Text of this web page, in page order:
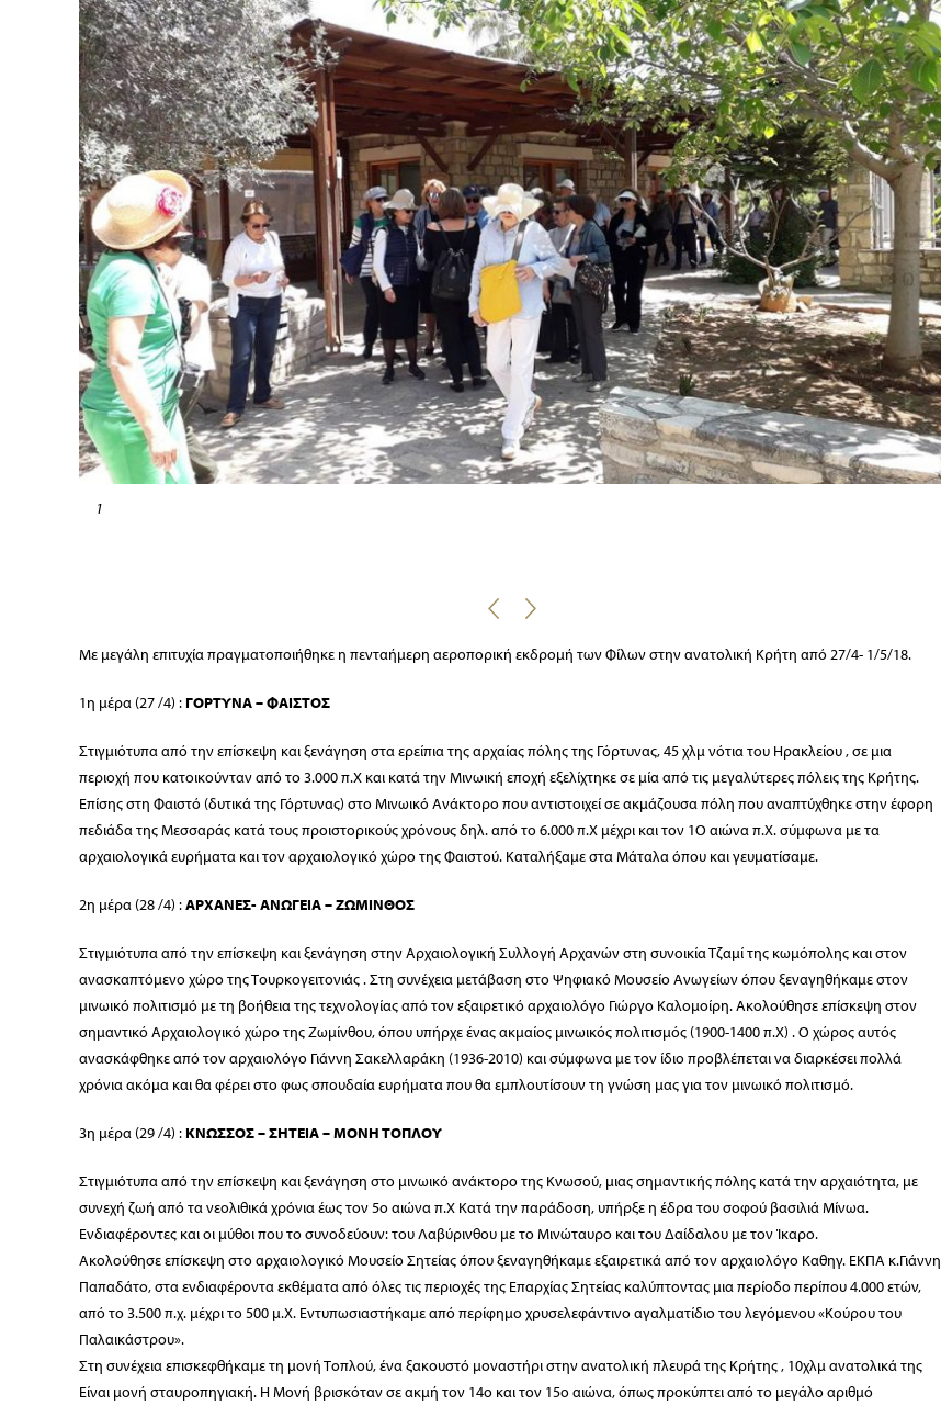
1
Με μεγάλη επιτυχία πραγματοποιήθηκε η πενταήμερη αεροπορική εκδρομή των Φίλων στην ανατολική Κρήτη από 27/4- 1/5/18.
1η μέρα (27 /4) : ΓΟΡΤΥΝΑ – ΦΑΙΣΤΟΣ
Στιγμιότυπα από την επίσκεψη και ξενάγηση στα ερείπια της αρχαίας πόλης της Γόρτυνας, 45 χλμ νότια του Ηρακλείου , σε μια
περιοχή που κατοικούνταν από το 3.000 π.Χ και κατά την Μινωική εποχή εξελίχτηκε σε μία από τις μεγαλύτερες πόλεις της Κρήτης.
Επίσης στη Φαιστό (δυτικά της Γόρτυνας) στο Μινωικό Ανάκτορο που αντιστοιχεί σε ακμάζουσα πόλη που αναπτύχθηκε στην έφορη
πεδιάδα της Μεσσαράς κατά τους προιστορικούς χρόνους δηλ. από το 6.000 π.Χ μέχρι και τον 1Ο αιώνα π.Χ. σύμφωνα με τα
αρχαιολογικά ευρήματα και τον αρχαιολογικό χώρο της Φαιστού. Καταλήξαμε στα Μάταλα όπου και γευματίσαμε.
2η μέρα (28 /4) :ΑΡΧΑΝΕΣ- ΑΝΩΓΕΙΑ – ΖΩΜΙΝΘΟΣ
Στιγμιότυπα από την επίσκεψη και ξενάγηση στην Αρχαιολογική Συλλογή Αρχανών στη συνοικία Τζαμί της κωμόπολης και στον
ανασκαπτόμενο χώρο της Τουρκογειτονιάς . Στη συνέχεια μετάβαση στο Ψηφιακό Μουσείο Ανωγείων όπου ξεναγηθήκαμε στον
μινωικό πολιτισμό με τη βοήθεια της τεχνολογίας από τον εξαιρετικό αρχαιολόγο Γιώργο Καλομοίρη. Ακολούθησε επίσκεψη στον
σημαντικό Αρχαιολογικό χώρο της Ζωμίνθου, όπου υπήρχε ένας ακμαίος μινωικός πολιτισμός (1900-1400 π.Χ) . Ο χώρος αυτός
ανασκάφθηκε από τον αρχαιολόγο Γιάννη Σακελλαράκη (1936-2010) και σύμφωνα με τον ίδιο προβλέπεται να διαρκέσει πολλά
χρόνια ακόμα και θα φέρει στο φως σπουδαία ευρήματα που θα εμπλουτίσουν τη γνώση μας για τον μινωικό πολιτισμό.
3η μέρα (29 /4) : ΚΝΩΣΣΟΣ – ΣΗΤΕΙΑ – ΜΟΝΗ ΤΟΠΛΟΥ
Στιγμιότυπα από την επίσκεψη και ξενάγηση στο μινωικό ανάκτορο της Κνωσού, μιας σημαντικής πόλης κατά την αρχαιότητα, με
συνεχή ζωή από τα νεολιθικά χρόνια έως τον 5ο αιώνα π.Χ Κατά την παράδοση, υπήρξε η έδρα του σοφού βασιλιά Μίνωα.
Ενδιαφέροντες και οι μύθοι που το συνοδεύουν: του Λαβύρινθου με το Μινώταυρο και του Δαίδαλου με τον Ίκαρο.
Ακολούθησε επίσκεψη στο αρχαιολογικό Μουσείο Σητείας όπου ξεναγηθήκαμε εξαιρετικά από τον αρχαιολόγο Καθηγ. ΕΚΠΑ κ.Γιάννη
Παπαδάτο, στα ενδιαφέροντα εκθέματα από όλες τις περιοχές της Επαρχίας Σητείας καλύπτοντας μια περίοδο περίπου 4.000 ετών,
από το 3.500 π.χ. μέχρι το 500 μ.Χ. Εντυπωσιαστήκαμε από περίφημο χρυσελεφάντινο αγαλματίδιο του λεγόμενου «Κούρου του
Παλαικάστρου».
Στη συνέχεια επισκεφθήκαμε τη μονή Τοπλού, ένα ξακουστό μοναστήρι στην ανατολική πλευρά της Κρήτης , 10χλμ ανατολικά της
Είναι μονή σταυροπηγιακή. Η Μονή βρισκόταν σε ακμή τον 14ο και τον 15ο αιώνα, όπως προκύπτει από το μεγάλο αριθμό